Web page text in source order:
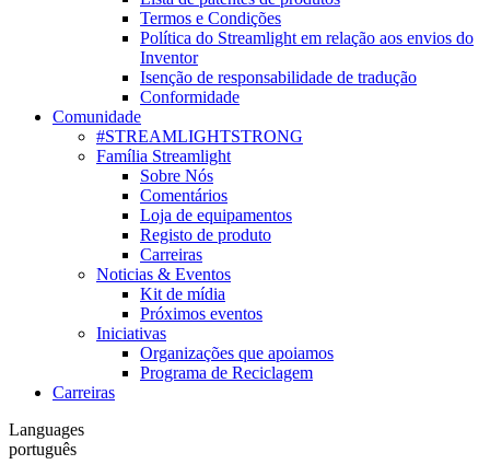
Termos e Condições
Política do Streamlight em relação aos envios do
Inventor
Isenção de responsabilidade de tradução
Conformidade
Comunidade
#STREAMLIGHTSTRONG
Família Streamlight
Sobre Nós
Comentários
Loja de equipamentos
Registo de produto
Carreiras
Noticias & Eventos
Kit de mídia
Próximos eventos
Iniciativas
Organizações que apoiamos
Programa de Reciclagem
Carreiras
Languages
português